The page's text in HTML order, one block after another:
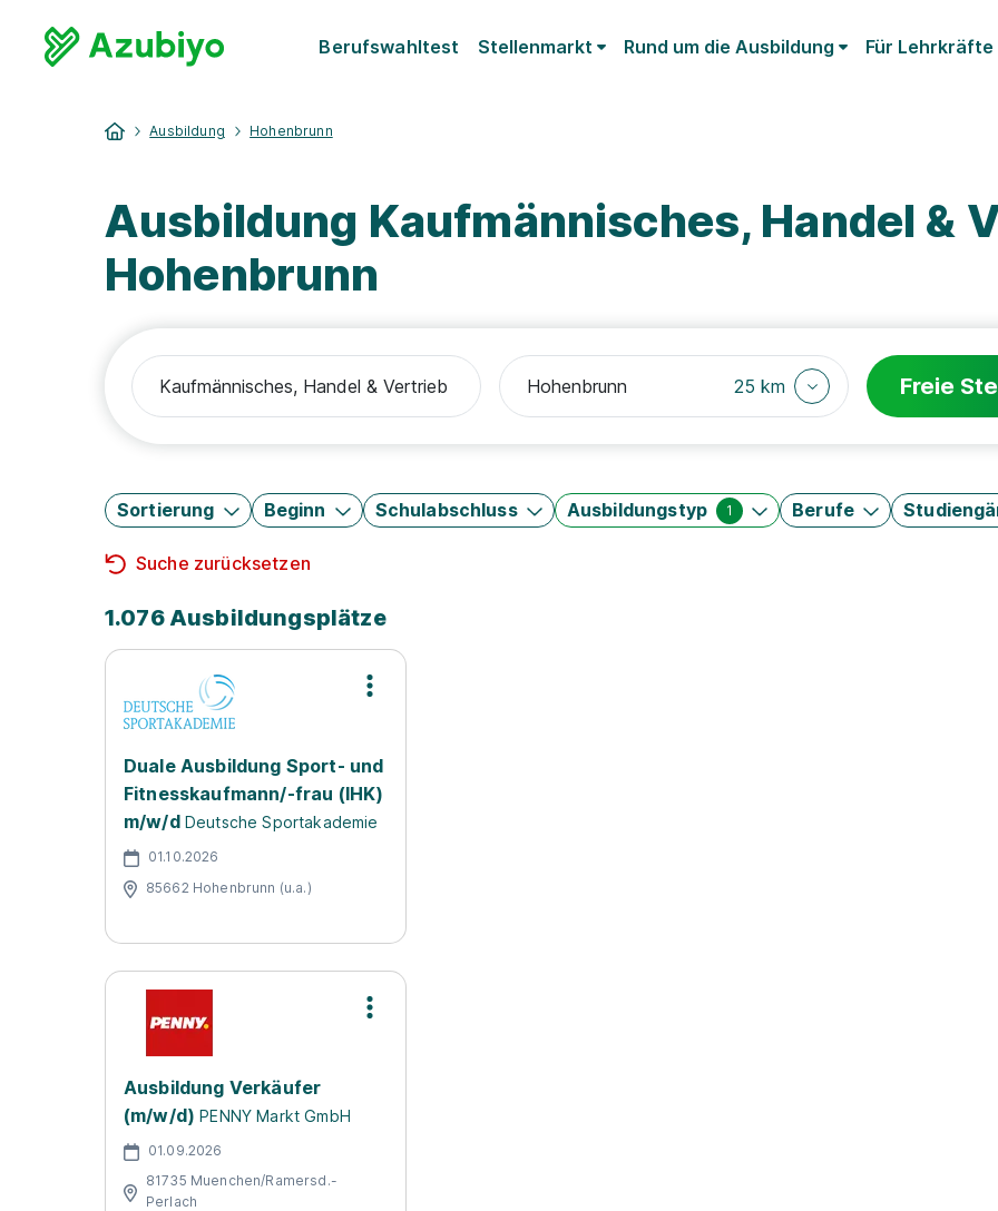
Berufswahltest Stellenmarkt Rund um die Ausbildung Für Lehrkräfte
Ausbildung Hohenbrunn
Ausbildung Kaufmännisches, Handel &
Hohenbrunn
25 km Freie
Sortierung Beginn Schulabschluss Ausbildungstyp 1 Berufe
Suche zurücksetzen
1.076 Ausbildungsplätze
Duale Ausbildung Sport- und
Fitnesskaufmann/-frau (IHK)
m/w/d Deutsche Sportakademie
01.10.2026
85662 Hohenbrunn (u.a.)
Ausbildung Verkäufer
(m/w/d) PENNY Markt GmbH
01.09.2026
81735 Muenchen/Ramersd.-
Perlach